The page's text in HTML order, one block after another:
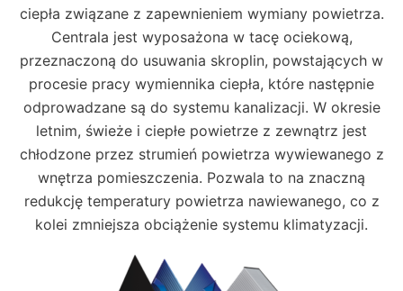
ciepła związane z zapewnieniem wymiany powietrza.
Centrala jest wyposażona w tacę ociekową,
przeznaczoną do usuwania skroplin, powstających w
procesie pracy wymiennika ciepła, które następnie
odprowadzane są do systemu kanalizacji. W okresie
letnim, świeże i ciepłe powietrze z zewnątrz jest
chłodzone przez strumień powietrza wywiewanego z
wnętrza pomieszczenia. Pozwala to na znaczną
redukcję temperatury powietrza nawiewanego, co z
kolei zmniejsza obciążenie systemu klimatyzacji.